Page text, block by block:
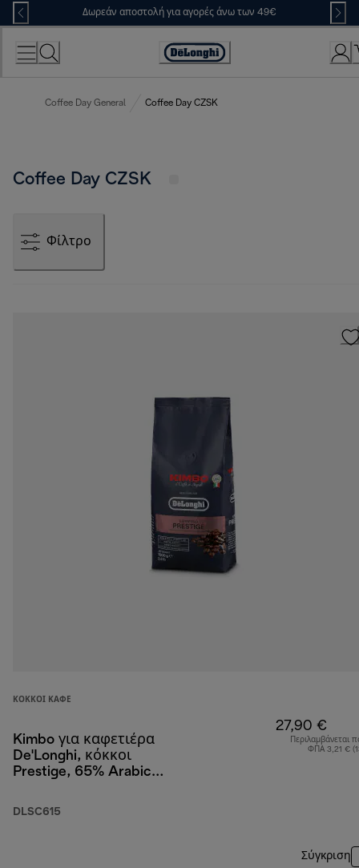
Skip
to
Content
Δωρεάν αποστολή για αγορές άνω των 49€
Accessibility
Coffee Day General Coffee Day CZSK
Coffee Day CZSK
Φίλτρο
ΚΌΚΚΟΙ ΚΑΦΈ
Kimbo για καφετιέρα
De'Longhi, κόκκοι
Prestige, 65% Arabica
DLSC615
27,90 €
Περιλαμβάνεται
ΦΠΑ 3,21 €
Σύγκριση